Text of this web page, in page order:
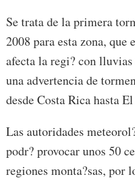
Se trata de la primera
2008 para esta zona, que
afecta la regi? con
una advertencia de
desde Costa Rica hasta
Las autoridades
podr? provocar unos 50
regiones monta?sas, por